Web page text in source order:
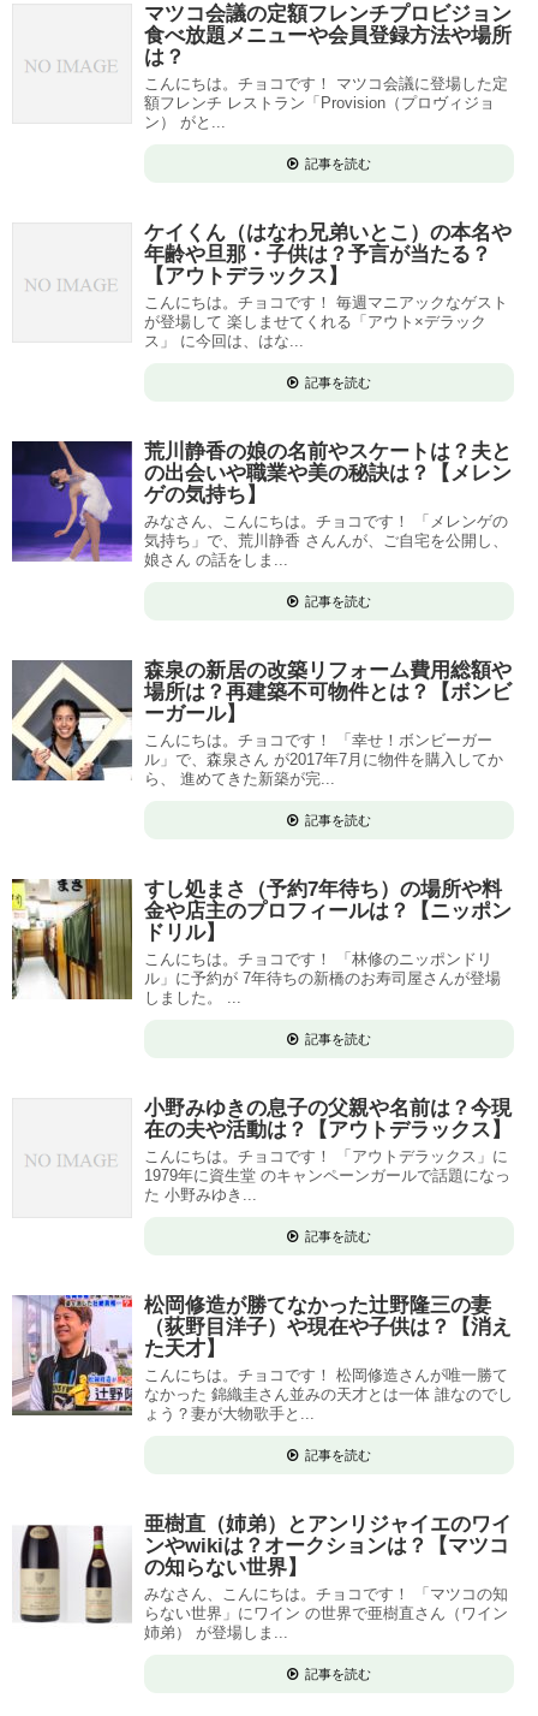
マツコ会議の定額フレンチプロビジョン
食べ放題メニューや会員登録方法や場所
は？
こんにちは。チョコです！ マツコ会議に登場した定
額フレンチ レストラン「Provision（プロヴィジョ
ン） がと...
記事を読む
ケイくん（はなわ兄弟いとこ）の本名や
年齢や旦那・子供は？予言が当たる？
【アウトデラックス】
こんにちは。チョコです！ 毎週マニアックなゲスト
が登場して 楽しませてくれる「アウト×デラック
ス」 に今回は、はな...
記事を読む
荒川静香の娘の名前やスケートは？夫と
の出会いや職業や美の秘訣は？【メレン
ゲの気持ち】
みなさん、こんにちは。チョコです！ 「メレンゲの
気持ち」で、荒川静香 さんんが、ご自宅を公開し、
娘さん の話をしま...
記事を読む
森泉の新居の改築リフォーム費用総額や
場所は？再建築不可物件とは？【ボンビ
ーガール】
こんにちは。チョコです！ 「幸せ！ボンビーガー
ル」で、森泉さん が2017年7月に物件を購入してか
ら、 進めてきた新築が完...
記事を読む
すし処まさ（予約7年待ち）の場所や料
金や店主のプロフィールは？【ニッポン
ドリル】
こんにちは。チョコです！ 「林修のニッポンドリ
ル」に予約が 7年待ちの新橋のお寿司屋さんが登場
しました。 ...
記事を読む
小野みゆきの息子の父親や名前は？今現
在の夫や活動は？【アウトデラックス】
こんにちは。チョコです！ 「アウトデラックス」に
1979年に資生堂 のキャンペーンガールで話題になっ
た 小野みゆき...
記事を読む
松岡修造が勝てなかった辻野隆三の妻
（荻野目洋子）や現在や子供は？【消え
た天才】
こんにちは。チョコです！ 松岡修造さんが唯一勝て
なかった 錦織圭さん並みの天才とは一体 誰なのでし
ょう？妻が大物歌手と...
記事を読む
亜樹直（姉弟）とアンリジャイエのワイ
ンやwikiは？オークションは？【マツコ
の知らない世界】
みなさん、こんにちは。チョコです！ 「マツコの知
らない世界」にワイン の世界で亜樹直さん（ワイン
姉弟） が登場しま...
記事を読む